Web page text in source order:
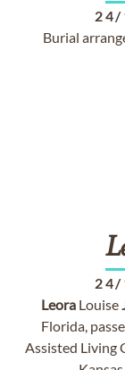
24/
Burial
24/
Leora Louise
Florida,
Assisted Living